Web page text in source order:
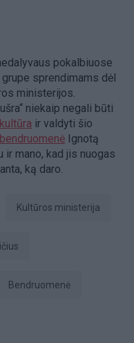
pokalbiuose
sprendimams dėl
ministerijos.
niekaip negali būti
kultūra ir valdyti šio
bendruomenė Ignotą
mano, kad jis nuogas
ką daro.
Kultūros ministerija
bendruomenė